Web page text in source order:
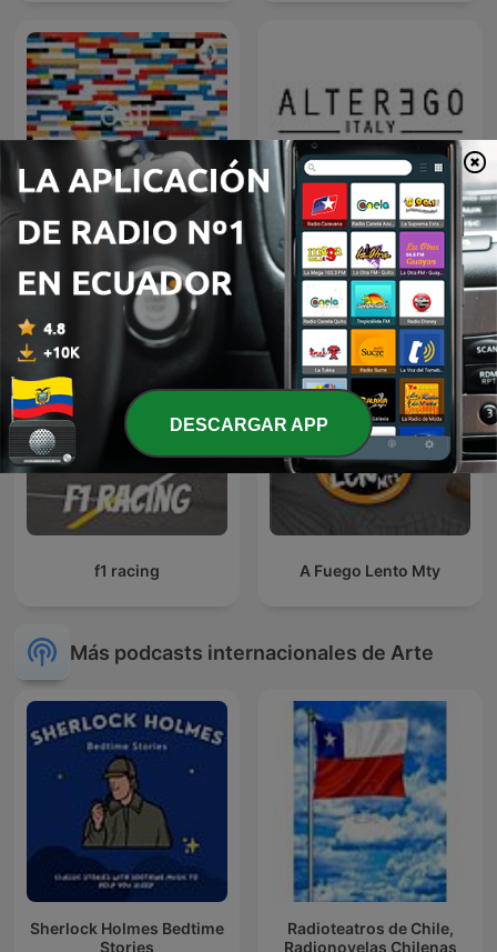
Cali Pachanguero
🇵🇹ALTEREGO ITALY
IBÉRICA em Português
f1 racing A Fuego Lento Mty
Más podcasts internacionales de Arte
Sherlock Holmes Bedtime
Stories
Radioteatros de Chile,
Radionovelas Chilenas
DESCARGAR APP